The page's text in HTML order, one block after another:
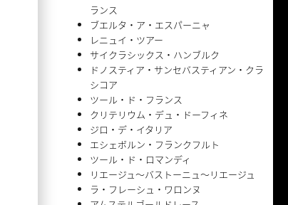
ランス
ブエルタ・ア・エスパーニャ
レニュイ・ツアー
サイクラシックス・ハンブルク
ドノスティア・サンセバスティアン・クラ
シコア
ツール・ド・フランス
クリテリウム・デュ・ドーフィネ
ジロ・デ・イタリア
エシェボルン・フランクフルト
ツール・ド・ロマンディ
リエージュ〜バストーニュ〜リエージュ
ラ・フレーシュ・ワロンヌ